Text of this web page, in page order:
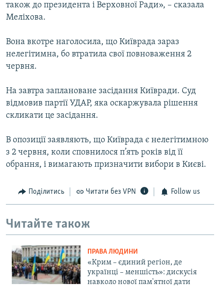
також до президента і Верховної Ради», – сказала
Меліхова.
Вона вкотре наголосила, що Київрада зараз
нелегітимна, бо втратила свої повноваження 2
червня.
На завтра заплановане засідання Київради. Суд
відмовив партії УДАР, яка оскаржувала рішення
скликати це засідання.
В опозиції заявляють, що Київрада є нелегітимною
з 2 червня, коли сповнилося п’ять років від її
обрання, і вимагають призначити вибори в Києві.
Поділитись Читати без VPN Follow us
Читайте також
ПРАВА ЛЮДИНИ
«Крим – єдиний регіон, де
українці – меншість»: дискусія
навколо нової пам'ятної дати